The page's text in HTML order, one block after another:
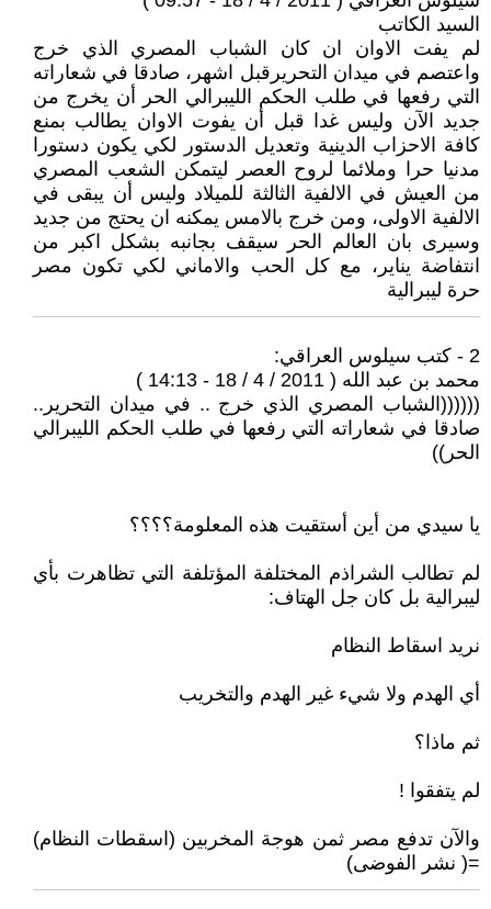
السيد الكاتب
لم يفت الاوان ان كان الشباب المصري الذي خرج
واعتصم في ميدان التحريرقبل اشهر، صادقا في شعاراته
التي رفعها في طلب الحكم الليبرالي الحر أن يخرج من
جديد الآن وليس غدا قبل أن يفوت الاوان يطالب بمنع
كافة الاحزاب الدينية وتعديل الدستور لكي يكون دستورا
مدنيا حرا وملائما لروح العصر ليتمكن الشعب المصري
من العيش في الالفية الثالثة للميلاد وليس أن يبقى في
الالفية الاولى، ومن خرج بالامس يمكنه ان يحتج من جديد
وسيرى بان العالم الحر سيقف بجانبه بشكل اكبر من
انتفاضة يناير، مع كل الحب والاماني لكي تكون مصر
حرة ليبرالية
2 - كتب سيلوس العراقي:
محمد بن عبد الله ( 2011 / 4 / 18 - 14:13 )
((((((الشباب المصري الذي خرج .. في ميدان التحرير..
صادقا في شعاراته التي رفعها في طلب الحكم الليبرالي
الحر))
يا سيدي من أين أستقيت هذه المعلومة؟؟؟؟
لم تطالب الشراذم المختلفة المؤتلفة التي تظاهرت بأي
ليبرالية بل كان جل الهتاف:
نريد اسقاط النظام
أي الهدم ولا شيء غير الهدم والتخريب
ثم ماذا؟
لم يتفقوا !
والآن تدفع مصر ثمن هوجة المخربين (اسقطات النظام)
=( نشر الفوضى)